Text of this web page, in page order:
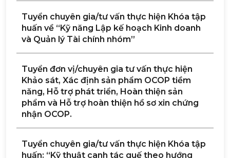
Tuyển chuyên gia/tư vấn thực hiện Khóa tập
huấn về “Kỹ năng Lập kế hoạch Kinh doanh
và Quản lý Tài chính nhóm”
Tuyển đơn vị/chuyên gia tư vấn thực hiện
Khảo sát, Xác định sản phẩm OCOP tiềm
năng, Hỗ trợ phát triển, Hoàn thiện sản
phẩm và Hỗ trợ hoàn thiện hồ sơ xin chứng
nhận OCOP.
Tuyển chuyên gia/tư vấn thực hiện Khóa tập
huấn: “Kỹ thuật canh tác quế theo hướng